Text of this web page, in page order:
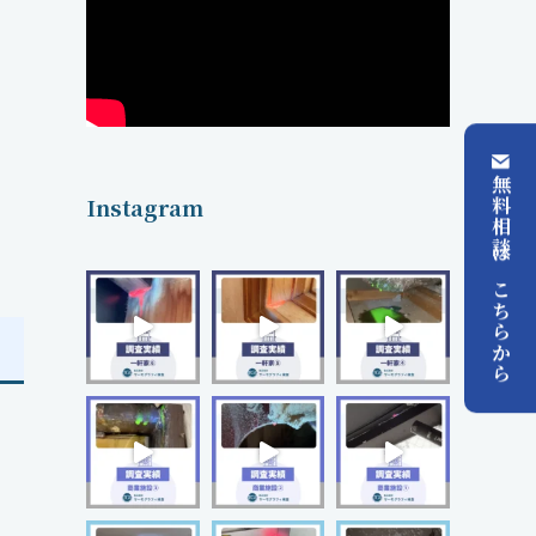
Instagram 無料相談はこちらから